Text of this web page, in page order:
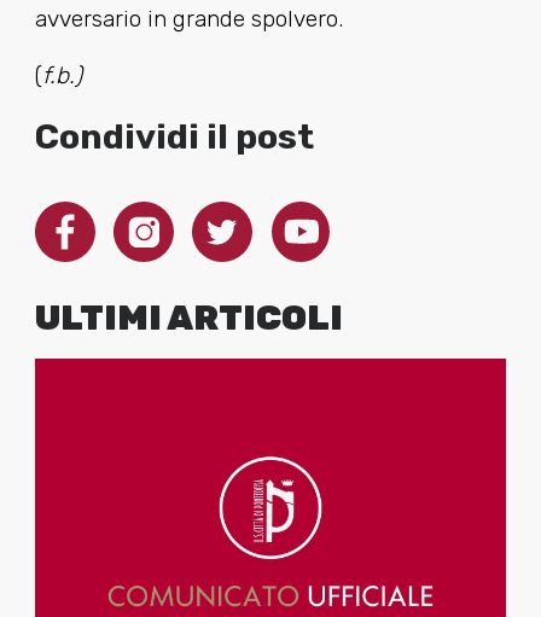
avversario in grande spolvero.
(f.b.)
Condividi il post
ULTIMI ARTICOLI